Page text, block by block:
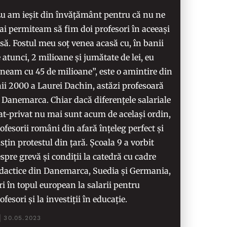
am ieșit din învățământ pentru că nu ne
permiteam să fim doi profesori în aceeași
Fostul meu soț venea acasă cu, în banii
atunci, 2 milioane și jumătate de lei, eu
cu 45 de milioane”, este o amintire din
2000 a Laurei Dachin, astăzi profesoară
Chiar dacă diferențele salariale
privat nu mai sunt acum de același ordin,
români din afară înțeleg perfect și
protestul din țară. Școala 9 a vorbit
grevă și condiții la catedră cu cadre
din Danemarca, Suedia și Germania,
în topul european la salarii pentru
și la investiții în educație.
30.05.2023